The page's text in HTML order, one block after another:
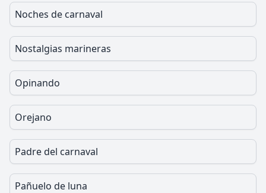
Noches de carnaval
Nostalgias marineras
Opinando
Orejano
Padre del carnaval
Pañuelo de luna